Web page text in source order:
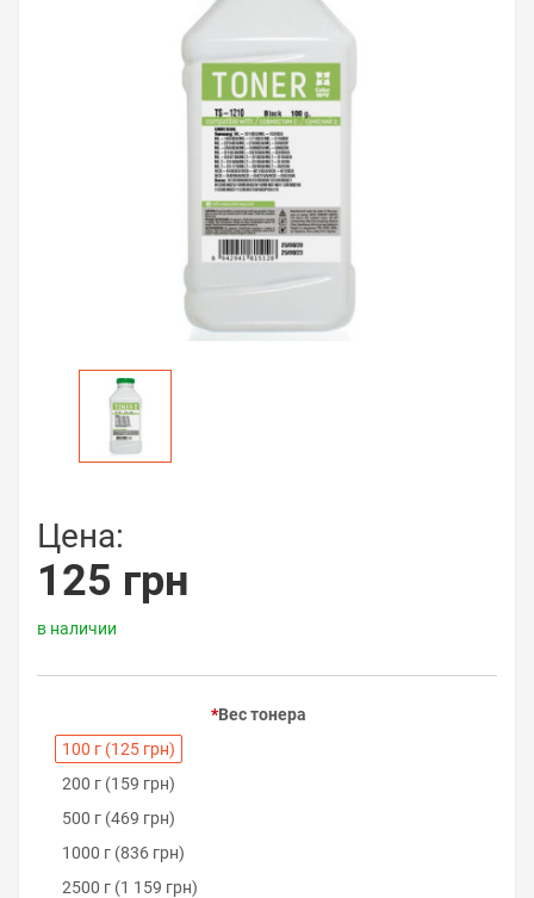
Цена:
125 грн
в наличии
Вес тонера
100 г (125 грн)
200 г (159 грн)
500 г (469 грн)
1000 г (836 грн)
2500 г (1 159 грн)